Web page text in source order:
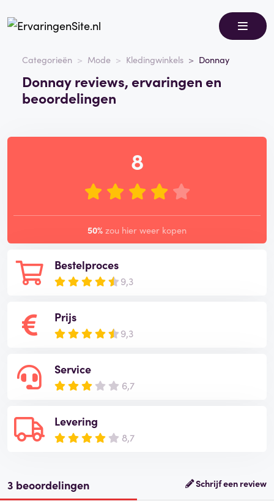
Categorieën Mode Kledingwinkels Donnay
Donnay reviews, ervaringen en
beoordelingen
Bestelproces
9,3
Prijs
9,3
Service
6,7
Levering
8,7
8
50% zou hier weer kopen
3 beoordelingen Schrijf een review